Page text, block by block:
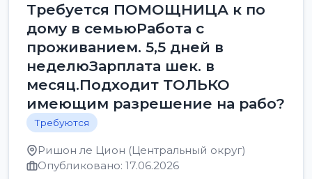
Требуется ПОМОЩНИЦА к по
дому в семьюРабота с
проживанием. 5,5 дней в
неделюЗарплата шек. в
месяц.Подходит ТОЛЬКО
имеющим разрешение на рабо?
Требуются
Ришон ле Цион (Центральный округ)
Опубликовано: 17.06.2026